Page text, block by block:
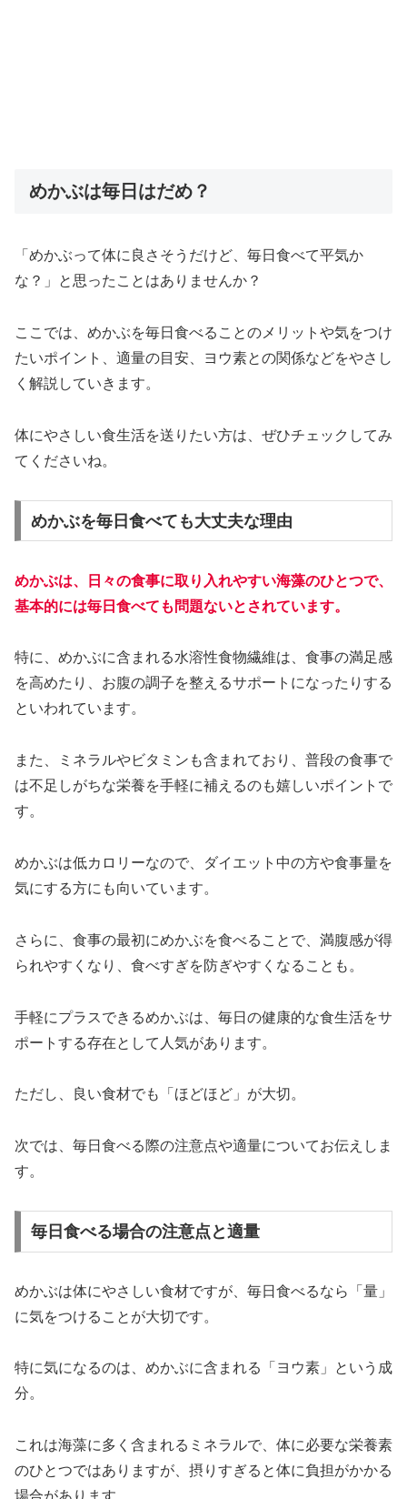
めかぶは毎日はだめ？
「めかぶって体に良さそうだけど、毎日食べて平気か
な？」と思ったことはありませんか？
ここでは、めかぶを毎日食べることのメリットや気をつけ
たいポイント、適量の目安、ヨウ素との関係などをやさし
く解説していきます。
体にやさしい食生活を送りたい方は、ぜひチェックしてみ
てくださいね。
めかぶを毎日食べても大丈夫な理由
めかぶは、日々の食事に取り入れやすい海藻のひとつで、
基本的には毎日食べても問題ないとされています。
特に、めかぶに含まれる水溶性食物繊維は、食事の満足感
を高めたり、お腹の調子を整えるサポートになったりする
といわれています。
また、ミネラルやビタミンも含まれており、普段の食事で
は不足しがちな栄養を手軽に補えるのも嬉しいポイントで
す。
めかぶは低カロリーなので、ダイエット中の方や食事量を
気にする方にも向いています。
さらに、食事の最初にめかぶを食べることで、満腹感が得
られやすくなり、食べすぎを防ぎやすくなることも。
手軽にプラスできるめかぶは、毎日の健康的な食生活をサ
ポートする存在として人気があります。
ただし、良い食材でも「ほどほど」が大切。
次では、毎日食べる際の注意点や適量についてお伝えしま
す。
毎日食べる場合の注意点と適量
めかぶは体にやさしい食材ですが、毎日食べるなら「量」
に気をつけることが大切です。
特に気になるのは、めかぶに含まれる「ヨウ素」という成
分。
これは海藻に多く含まれるミネラルで、体に必要な栄養素
のひとつではありますが、摂りすぎると体に負担がかかる